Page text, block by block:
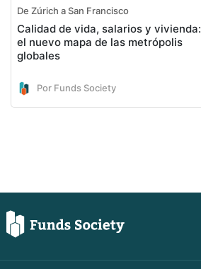
De Zúrich a San Francisco
Calidad de vida, salarios y vivienda:
el nuevo mapa de las metrópolis
globales
Por Funds Society